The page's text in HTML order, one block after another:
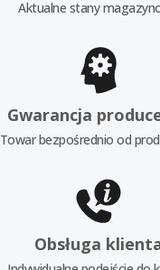
Aktualne stany
Gwarancja
Towar bezpośrednio od
Obsługa